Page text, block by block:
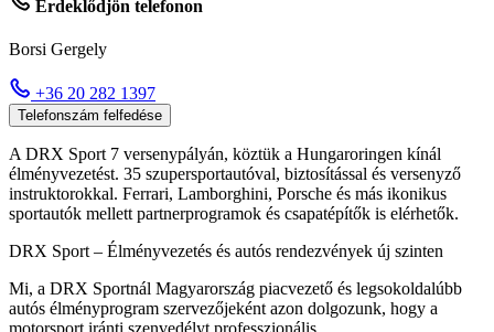
Érdeklődjön telefonon
Borsi Gergely
+36 20 282 1397
Telefonszám felfedése
A DRX Sport 7 versenypályán, köztük a Hungaroringen kínál
élményvezetést. 35 szupersportautóval, biztosítással és versenyző
instruktorokkal. Ferrari, Lamborghini, Porsche és más ikonikus
sportautók mellett partnerprogramok és csapatépítők is elérhetők.
DRX Sport – Élményvezetés és autós rendezvények új szinten
Mi, a DRX Sportnál Magyarország piacvezető és legsokoldalúbb
autós élményprogram szervezőjeként azon dolgozunk, hogy a
motorsport iránti szenvedélyt professzionális